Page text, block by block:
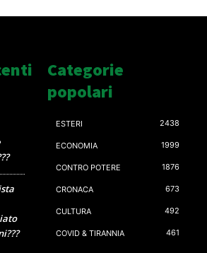
Categorie
popolari
ESTERI 2438
ECONOMIA 1999
CONTRO POTERE 1876
CRONACA 673
CULTURA 492
COVID & TIRANNIA 461